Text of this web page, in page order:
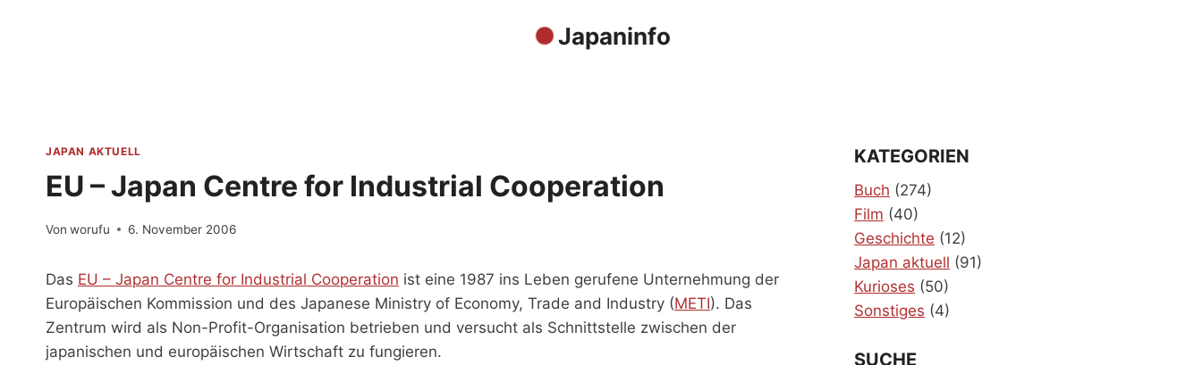
Japaninfo
JAPAN AKTUELL
EU – Japan Centre for Industrial Cooperation
Von worufu 6. November 2006
Das EU – Japan Centre for Industrial Cooperation ist eine 1987 ins Leben gerufene Unternehmung der
Europäischen Kommission und des Japanese Ministry of Economy, Trade and Industry (METI). Das
Zentrum wird als Non-Profit-Organisation betrieben und versucht als Schnittstelle zwischen der
japanischen und europäischen Wirtschaft zu fungieren.
KATEGORIEN
Buch (274)
Film (40)
Geschichte (12)
Japan aktuell (91)
Kurioses (50)
Sonstiges (4)
SUCHE